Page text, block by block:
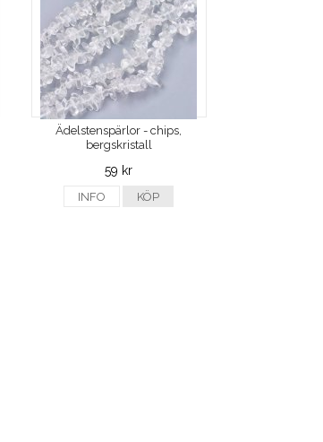
Ädelstenspärlor - chips,
bergskristall
59 kr
INFO KÖP